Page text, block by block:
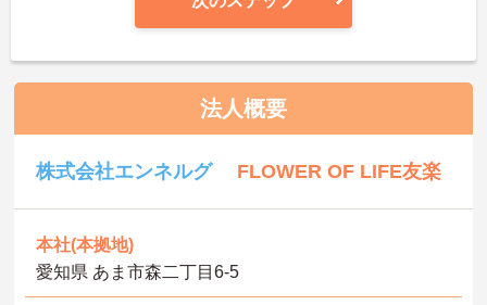
法人概要
株式会社エンネルグ FLOWER OF LIFE友楽
本社(本拠地)
愛知県 あま市森二丁目6-5